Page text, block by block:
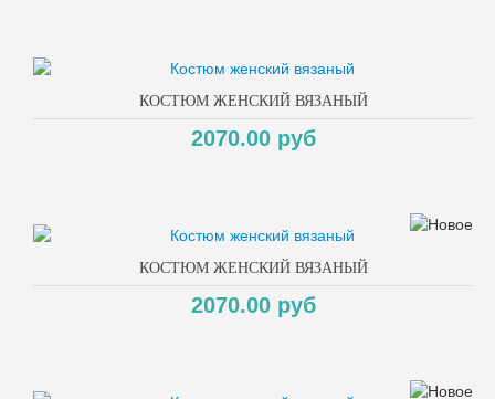
КОСТЮМ ЖЕНСКИЙ ВЯЗАНЫЙ
2070.00 руб
КОСТЮМ ЖЕНСКИЙ ВЯЗАНЫЙ
2070.00 руб